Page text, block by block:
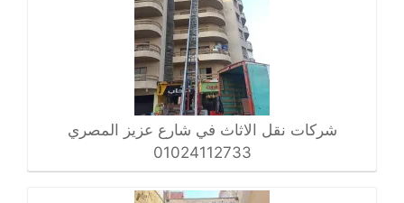
شركات نقل الاثاث في شارع عزيز المصري
01024112733